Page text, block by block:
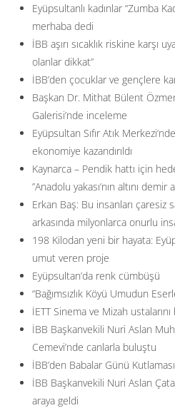
Eyüpsultanlı kadınlar “Zumba
merhaba dedi
İBB aşırı sıcaklık riskine karşı
olanlar dikkat”
İBB’den çocuklar ve gençlere
Başkan Dr. Mithat Bülent
Galerisi’nde inceleme
Eyüpsultan Sıfır Atık
ekonomiye kazandırıldı
Kaynarca – Pendik hattı için
”Anadolu yakası’nın altını demir
Erkan Baş: Bu insanları çaresiz
arkasında milyonlarca onurlu
198 Kilodan yeni bir hayata:
umut veren proje
Eyüpsultan’da renk cümbüşü
“Bağımsızlık Köyü Umudun
İETT Sinema ve Mizah
İBB Başkanvekili Nuri Aslan
Cemevi’nde canlarla buluştu
İBB’den Babalar Günü Kutlaması
İBB Başkanvekili Nuri Aslan
araya geldi